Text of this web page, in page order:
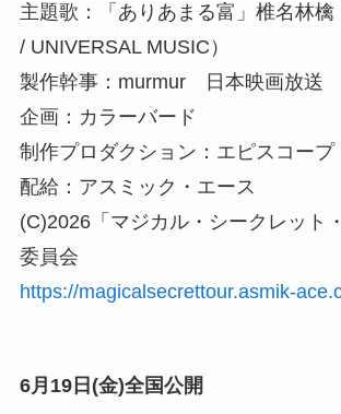
主題歌：「ありあまる富」椎名林
/ UNIVERSAL MUSIC）
製作幹事：murmur 日本映画放送
企画：カラーバード
制作プロダクション：エピスコープ
配給：アスミック・エース
(C)2026「マジカル・シークレット
委員会
https://magicalsecrettour.asmik-
6月19日(金)全国公開